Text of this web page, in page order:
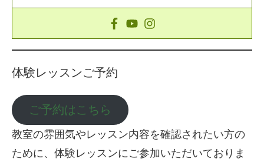
体験レッスンご予約
ご予約はこちら
教室の雰囲気やレッスン内容を確認されたい方の
ために、体験レッスンにご参加いただいておりま